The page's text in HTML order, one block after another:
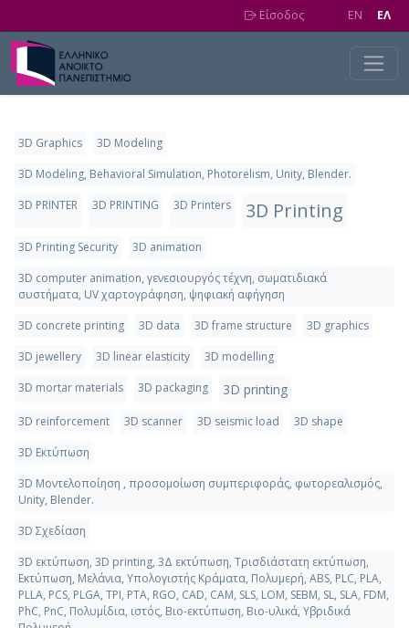
Είσοδος EN EΛ
3D Graphics
3D Modeling
3D Modeling, Behavioral Simulation, Photorelism, Unity, Blender.
3D PRINTER
3D PRINTING 3D Printers 3D Printing
3D Printing Security
3D animation
3D computer animation, γενεσιουργός τέχνη, σωματιδιακά
συστήματα, UV χαρτογράφηση, ψηφιακή αφήγηση
3D concrete printing
3D data 3D frame structure
3D graphics
3D jewellery
3D linear elasticity
3D modelling
3D mortar materials
3D packaging 3D printing
3D reinforcement 3D scanner 3D seismic load
3D shape
3D Εκτύπωση
3D Μοντελοποίηση , προσομοίωση συμπεριφοράς, φωτορεαλισμός,
Unity, Blender.
3D Σχεδίαση
3D εκτύπωση, 3D printing, 3Δ εκτύπωση, Τρισδιάστατη εκτύπωση,
Εκτύπωση, Μελάνια, Υπολογιστής Κράματα, Πολυμερή, ABS, PLC, PLA,
PLLA, PCS, PLGA, TPI, PTA, RGO, CAD, CAM, SLS, LOM, SEBM, SL, SLA, FDM,
PhC, PnC, Πολυμίδια, ιστός, Βιο-εκτύπωση, Βιο-υλικά, Υβριδικά